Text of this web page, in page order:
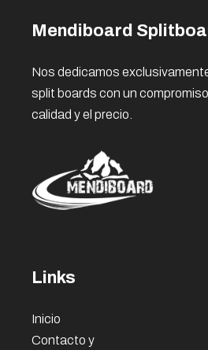
Mendiboard
Nos dedicamos
split boards con un
calidad y el precio.
Links
Inicio
Contacto y